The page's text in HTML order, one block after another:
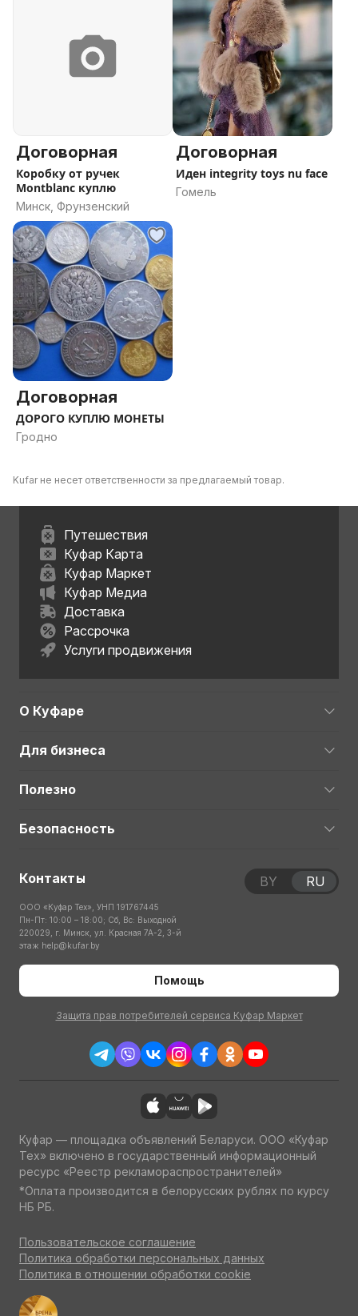
Договорная
Коробку от ручек
Montblanc куплю
Минск, Фрунзенский
Договорная
Иден integrity toys nu face
Гомель
Договорная
ДОРОГО КУПЛЮ МОНЕТЫ
Гродно
Kufar не несет ответственности за предлагаемый товар.
Путешествия
Куфар Карта
Куфар Маркет
Куфар Медиа
Доставка
Рассрочка
Услуги продвижения
О Куфаре
Для бизнеса
Полезно
Безопасность
Контакты
ООО «Куфар Тех», УНП 191767445
Пн-Пт: 10:00 – 18:00; Сб, Вс: Выходной
220029, г. Минск, ул. Красная 7А-2, 3-й
этаж help@kufar.by
Помощь
Защита прав потребителей сервиса Куфар Маркет
BY RU
Куфар — площадка объявлений Беларуси. ООО «Куфар
Тех» включено в государственный информационный
ресурс «Реестр рекламораспространителей»
*Оплата производится в белорусских рублях по курсу
НБ РБ.
Пользовательское соглашение
Политика обработки персональных данных
Политика в отношении обработки cookie